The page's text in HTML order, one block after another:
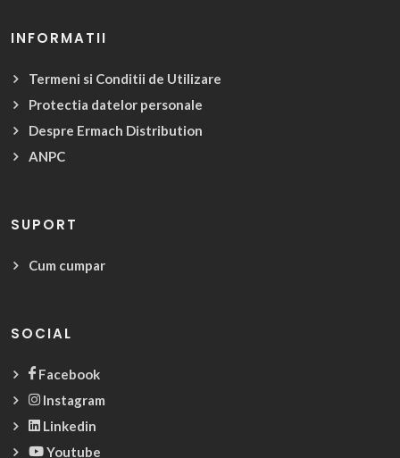
INFORMATII
Termeni si Conditii de Utilizare
Protectia datelor personale
Despre Ermach Distribution
ANPC
SUPORT
Cum cumpar
SOCIAL
Facebook
Instagram
Linkedin
Youtube